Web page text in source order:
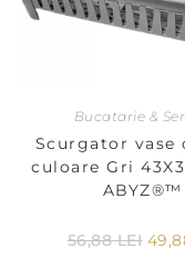
Bucatarie &
Scurgator vase
culoare Gri
ABYZ®™
56,88LEI